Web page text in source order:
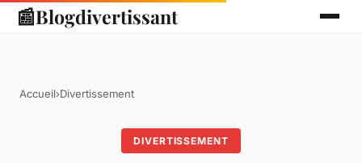
📰Blogdivertissant
Accueil›Divertissement
DIVERTISSEMENT